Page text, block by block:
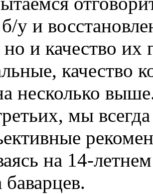
б/у и
и качество
качество
несколько
мы
на 14-